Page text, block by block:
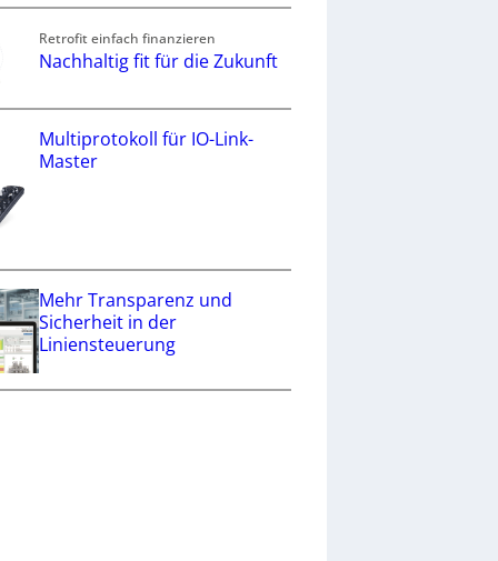
Retrofit einfach finanzieren
Nachhaltig fit für die Zukunft
Multiprotokoll für IO-Link-
Master
Mehr Transparenz und
Sicherheit in der
Liniensteuerung